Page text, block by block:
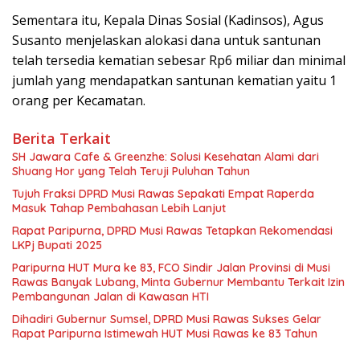
Sementara itu, Kepala Dinas Sosial (Kadinsos), Agus
Susanto menjelaskan alokasi dana untuk santunan
telah tersedia kematian sebesar Rp6 miliar dan minimal
jumlah yang mendapatkan santunan kematian yaitu 1
orang per Kecamatan.
Berita Terkait
SH Jawara Cafe & Greenzhe: Solusi Kesehatan Alami dari
Shuang Hor yang Telah Teruji Puluhan Tahun
Tujuh Fraksi DPRD Musi Rawas Sepakati Empat Raperda
Masuk Tahap Pembahasan Lebih Lanjut
Rapat Paripurna, DPRD Musi Rawas Tetapkan Rekomendasi
LKPj Bupati 2025
Paripurna HUT Mura ke 83, FCO Sindir Jalan Provinsi di Musi
Rawas Banyak Lubang, Minta Gubernur Membantu Terkait Izin
Pembangunan Jalan di Kawasan HTI
Dihadiri Gubernur Sumsel, DPRD Musi Rawas Sukses Gelar
Rapat Paripurna Istimewah HUT Musi Rawas ke 83 Tahun